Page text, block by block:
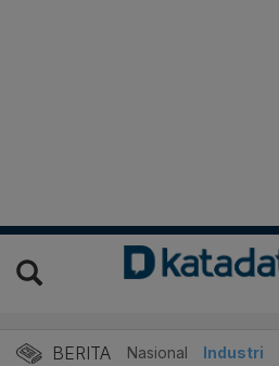
BERITA Nasional Industri